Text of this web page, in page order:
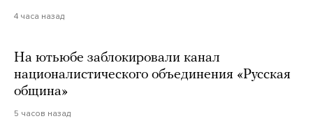
4 часа назад
На ютьюбе заблокировали канал
националистического объединения «Русская
община»
5 часов назад